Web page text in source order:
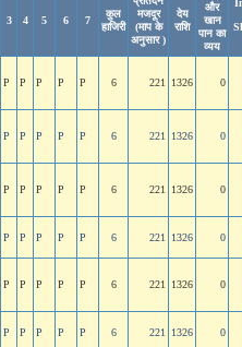
3 4 5 6 7
कुल
हाजिरी
मजदूर
(माप के
अनुसार )
देय
राशि
और
खान
पान का
व्यय
P P P P P 6 221 1326 0
P P P P P 6 221 1326 0
P P P P P 6 221 1326 0
P P P P P 6 221 1326 0
P P P P P 6 221 1326 0
P P P P P 6 221 1326 0